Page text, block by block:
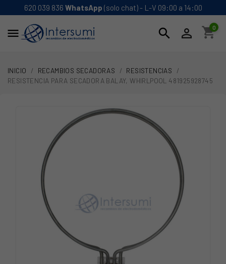
620 039 836 WhatsApp (solo chat) - L-V 09:00 a 14:00
 search  shopping_cart
0
INICIO RECAMBIOS SECADORAS
RESISTENCIAS
RESISTENCIA PARA SECADORA BALAY, WHIRLPOOL 481925928745